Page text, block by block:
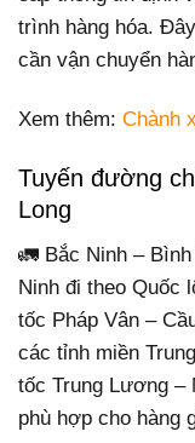
trình hàng hóa.
cần vận chuyển
Xem thêm: Chành
Tuyến đường
Long
🚛 Bắc Ninh –
Ninh đi theo Quốc
tốc Pháp Vân –
các tỉnh miền
tốc Trung Lương –
phù hợp cho hàng